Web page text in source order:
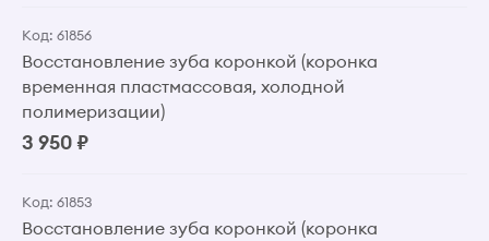
Код: 61856
Восстановление зуба коронкой (коронка
временная пластмассовая, холодной
полимеризации)
3 950 ₽
Код: 61853
Восстановление зуба коронкой (коронка